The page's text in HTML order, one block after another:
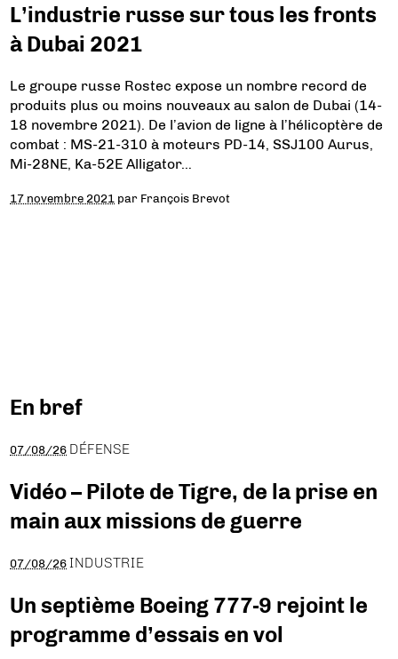
L’industrie russe sur tous les fronts
à Dubai 2021
Le groupe russe Rostec expose un nombre record de
produits plus ou moins nouveaux au salon de Dubai (14-
18 novembre 2021). De l’avion de ligne à l’hélicoptère de
combat : MS-21-310 à moteurs PD-14, SSJ100 Aurus,
Mi-28NE, Ka-52E Alligator…
17 novembre 2021 par François Brevot
En bref
07/08/26 DÉFENSE
Vidéo – Pilote de Tigre, de la prise en
main aux missions de guerre
07/08/26 INDUSTRIE
Un septième Boeing 777-9 rejoint le
programme d’essais en vol